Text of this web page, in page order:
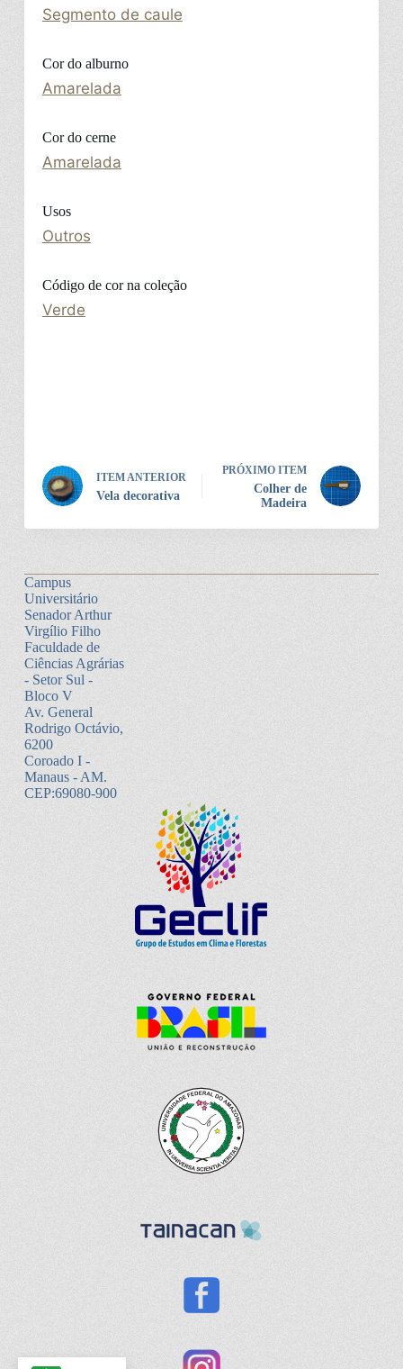
Segmento de caule
Cor do alburno
Amarelada
Cor do cerne
Amarelada
Usos
Outros
Código de cor na coleção
Verde
ITEM ANTERIOR
Vela decorativa
PRÓXIMO ITEM
Colher de
Madeira
Campus
Universitário
Senador Arthur
Virgílio Filho
Faculdade de
Ciências Agrárias
- Setor Sul -
Bloco V
Av. General
Rodrigo Octávio,
6200
Coroado I -
Manaus - AM.
CEP:69080-900